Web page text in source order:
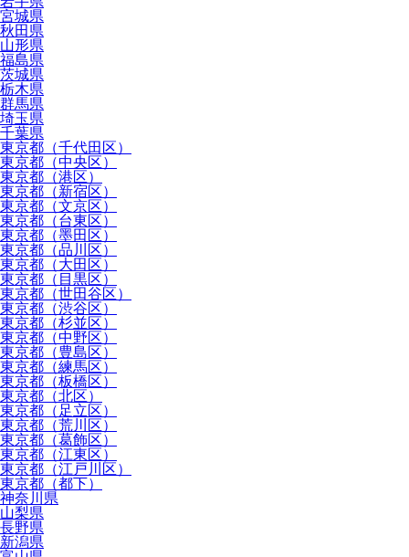
宮城県
秋田県
山形県
福島県
茨城県
栃木県
群馬県
埼玉県
千葉県
東京都（千代田区）
東京都（中央区）
東京都（港区）
東京都（新宿区）
東京都（文京区）
東京都（台東区）
東京都（墨田区）
東京都（品川区）
東京都（大田区）
東京都（目黒区）
東京都（世田谷区）
東京都（渋谷区）
東京都（杉並区）
東京都（中野区）
東京都（豊島区）
東京都（練馬区）
東京都（板橋区）
東京都（北区）
東京都（足立区）
東京都（荒川区）
東京都（葛飾区）
東京都（江東区）
東京都（江戸川区）
東京都（都下）
神奈川県
山梨県
長野県
新潟県